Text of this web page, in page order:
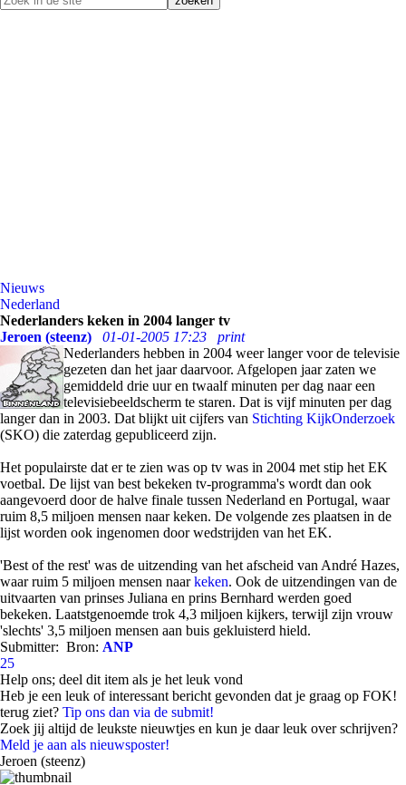
Nieuws
Nederland
Nederlanders keken in 2004 langer tv
Jeroen (steenz)
01-01-2005 17:23
print
Nederlanders hebben in 2004 weer langer voor de televisie
gezeten dan het jaar daarvoor. Afgelopen jaar zaten we
gemiddeld drie uur en twaalf minuten per dag naar een
televisiebeeldscherm te staren. Dat is vijf minuten per dag
langer dan in 2003. Dat blijkt uit cijfers van Stichting KijkOnderzoek
(SKO) die zaterdag gepubliceerd zijn.
Het populairste dat er te zien was op tv was in 2004 met stip het EK
voetbal. De lijst van best bekeken tv-programma's wordt dan ook
aangevoerd door de halve finale tussen Nederland en Portugal, waar
ruim 8,5 miljoen mensen naar keken. De volgende zes plaatsen in de
lijst worden ook ingenomen door wedstrijden van het EK.
'Best of the rest' was de uitzending van het afscheid van André Hazes,
waar ruim 5 miljoen mensen naarkeken. Ook de uitzendingen van de
uitvaarten van prinses Juliana en prins Bernhard werden goed
bekeken. Laatstgenoemde trok 4,3 miljoen kijkers, terwijl zijn vrouw
'slechts' 3,5 miljoen mensen aan buis gekluisterd hield.
Submitter: Bron: ANP
25
Help ons; deel dit item als je het leuk vond
Heb je een leuk of interessant bericht gevonden dat je graag op FOK!
terug ziet? Tip ons dan via de submit!
Zoek jij altijd de leukste nieuwtjes en kun je daar leuk over schrijven?
Meld je aan als nieuwsposter!
Jeroen (steenz)